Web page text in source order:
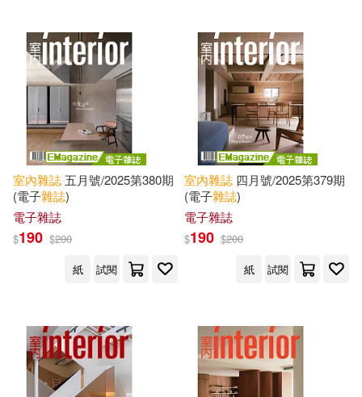
室內雜誌 五月號/2025第380期
(電子雜誌)
電子雜誌
$190 $200
紙
試閱
室內雜誌 四月號/2025第379期
(電子雜誌)
電子雜誌
$190 $200
紙
試閱